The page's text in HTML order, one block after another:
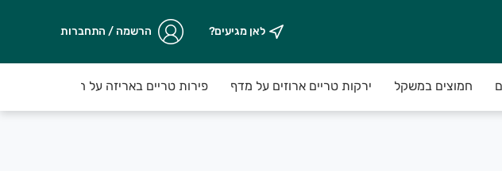
לאן מגיעים? הרשמה / התחברות
חמוצים במשקל ירקות טריים ארוזים על מדף פירות טריים באריזה על המדף